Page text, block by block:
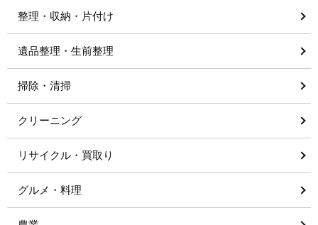
整理・収納・片付け
遺品整理・生前整理
掃除・清掃
クリーニング
リサイクル・買取り
グルメ・料理